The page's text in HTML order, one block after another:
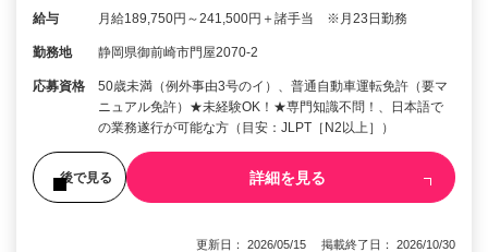
給与 月給189,750円～241,500円＋諸手当 ※月23日勤務
勤務地 静岡県御前崎市門屋2070-2
応募資格
50歳未満（例外事由3号のイ）、普通自動車運転免許（要マ
ニュアル免許）★未経験OK！★専門知識不問！、日本語で
の業務遂行が可能な方（目安：JLPT［N2以上］）
後で見る 詳細を見る
更新日： 2026/05/15 掲載終了日： 2026/10/30